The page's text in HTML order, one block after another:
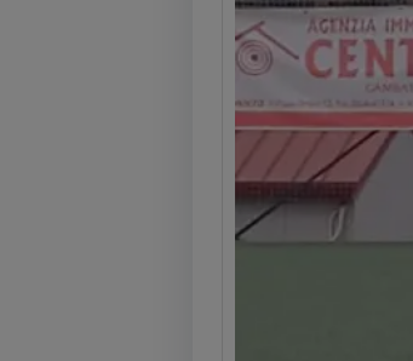
Kyla con